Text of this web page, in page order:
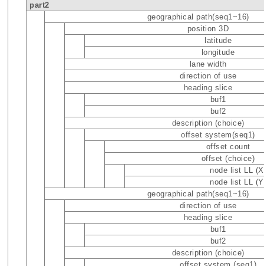
part2
geographical path(seq1~16)
position 3D
latitude
longitude
lane width
direction of use
heading slice
buf1
buf2
description (choice)
offset system(seq1)
offset count
offset (choice)
node list LL
node list LL
geographical path(seq1~16)
direction of use
heading slice
buf1
buf2
description (choice)